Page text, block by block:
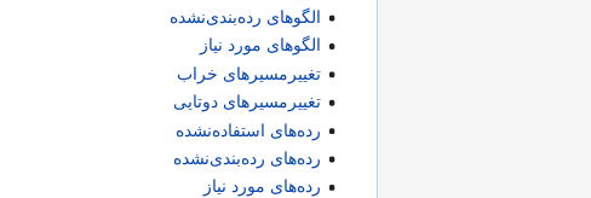
الگوهای رده‌بندی‌نشده
الگوهای مورد نیاز
تغییرمسیرهای خراب
تغییرمسیرهای دوتایی
رده‌های استفاده‌نشده
رده‌های رده‌بندی‌نشده
رده‌های مورد نیاز